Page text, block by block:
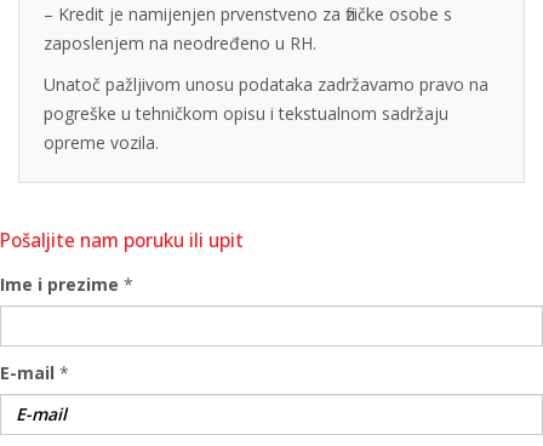
– Kredit je namijenjen prvenstveno za fizičke osobe s
zaposlenjem na neodređeno u RH.
Unatoč pažljivom unosu podataka zadržavamo pravo na
pogreške u tehničkom opisu i tekstualnom sadržaju
opreme vozila.
Pošaljite nam poruku ili upit
Ime i prezime *
E-mail *